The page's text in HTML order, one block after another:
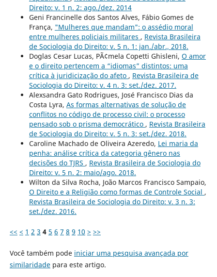
Direito: v. 1 n. 2: ago./dez. 2014
Geni Francinelle dos Santos Alves, Fábio Gomes de
França, "Mulheres que mandam": o assédio moral
entre mulheres policiais militares , Revista Brasileira
de Sociologia do Direito: v. 5 n. 1: jan./abr., 2018.
Doglas Cesar Lucas, PÃ¢mela Copetti Ghisleni, O amor
e o direito pertencem a “idiomas” distintos: uma
crítica à juridicização do afeto , Revista Brasileira de
Sociologia do Direito: v. 4 n. 3: set./dez. 2017.
Alexsandra Gato Rodrigues, José Francisco Dias da
Costa Lyra, As formas alternativas de solução de
conflitos no código de processo civil: o processo
pensado sob o prisma democrático , Revista Brasileira
de Sociologia do Direito: v. 5 n. 3: set./dez. 2018.
Caroline Machado de Oliveira Azeredo, Lei maria da
penha: análise crítica da categoria gênero nas
decisões do TJRS , Revista Brasileira de Sociologia do
Direito: v. 5 n. 2: maio/ago. 2018.
Wilton da Silva Rocha, João Marcos Francisco Sampaio,
O Direito e a Religião como formas de Controle Social ,
Revista Brasileira de Sociologia do Direito: v. 3 n. 3:
set./dez. 2016.
<< < 1 2 3 4 5 6 7 8 9 10 > >>
Você também pode iniciar uma pesquisa avançada por
similaridadepara este artigo.